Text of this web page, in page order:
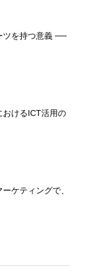
ツを持つ意義 ──
おけるICT活用の
ケティングで、